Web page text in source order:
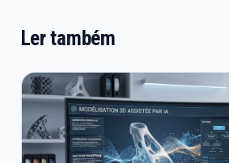
Ler também